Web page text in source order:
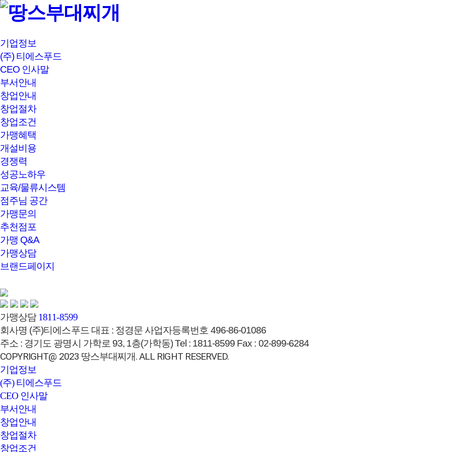
본문바로가기
기업정보
(주) 티에스푸드
CEO 인사말
부서안내
창업안내
창업절차
창업조건
가맹혜택
개설비용
경쟁력
성공노하우
교육/물류시스템
점주님 공간
가맹문의
추천점포
가맹 Q&A
가맹상담
브랜드페이지
가맹상담 1811-8599
회사명 (주)티에스푸드 대표 : 정경문 사업자등록번호 496-86-01086
주소 : 경기도 광명시 가학로 93, 1층(가학동)Tel : 1811-8599 Fax : 02-899-6284
COPYRIGHT@ 2023 땅스부대찌개. ALL RIGHT RESERVED.
기업정보
(주) 티에스푸드
CEO 인사말
부서안내
창업안내
창업절차
창업조건